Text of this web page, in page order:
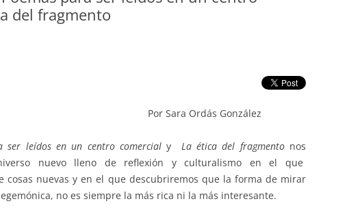
CURSO 2020- 2021
CURSO 2017-2018
CURSO 2016-2017
del fragmento
Por Sara Ordás González
ser leídos en un centro comercialy La ética del fragmento nos
nuevo lleno de reflexión y culturalismo en el que
cosas nuevas y en el que descubriremos que la forma de mirar
no es siempre la más rica ni la más interesante.